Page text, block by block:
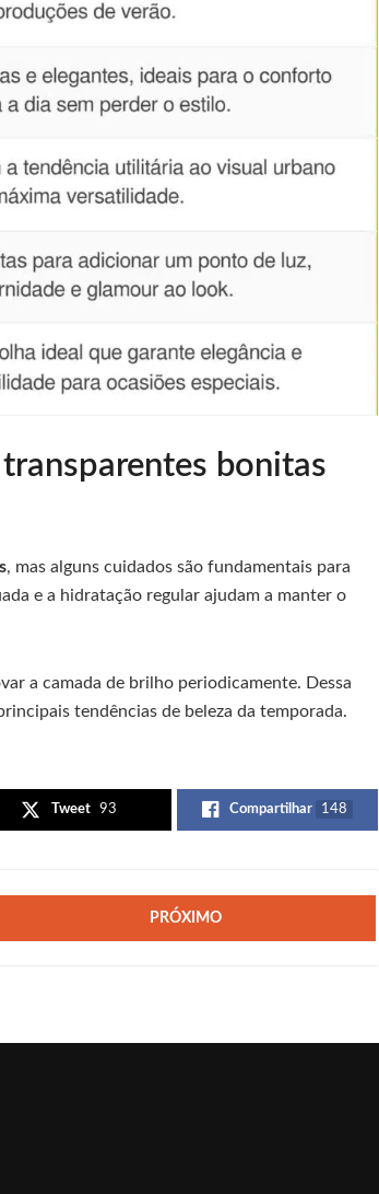
bonitas
, mas alguns cuidados são fundamentais para
e a hidratação regular ajudam a manter o
a camada de brilho periodicamente. Dessa
tendências de beleza da temporada.
Tweet 93 Compartilhar 148
PRÓXIMO